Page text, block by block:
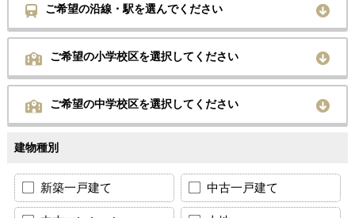
ご希望の沿線・駅を選んでください
ご希望の小学校区を選択してください
ご希望の中学校区を選択してください
建物種別
新築一戸建て 中古一戸建て